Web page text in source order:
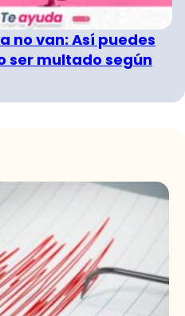
no van: Así puedes
ser multado según